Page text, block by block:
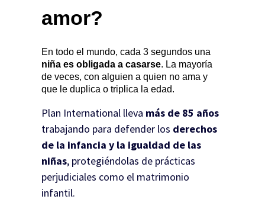
amor?
En todo el mundo, cada 3 segundos una
niña es obligada a casarse. La mayoría
de veces, con alguien a quien no ama y
que le duplica o triplica la edad.
Plan International lleva más de 85 años
trabajando para defender los derechos
de la infancia y la igualdad de las
niñas, protegiéndolas de prácticas
perjudiciales como el matrimonio
infantil.